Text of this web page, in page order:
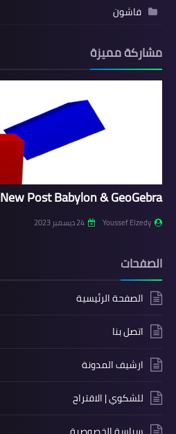
فاشون
مشاركة مميزة
New Post Babylon & GeoGebra
Youssef Elzedy 24 ديسمبر 2023
الصفحات
الصفحة الرئيسية
اتصل بنا
ارشيف المدونة
للشكوي | الاقتراح